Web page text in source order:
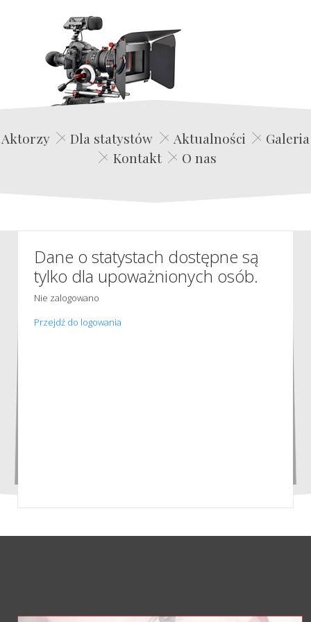
Edwin Film Agencja Aktorska
Aktorzy Dla statystów Aktualności
Galeria
Kontakt
O nas
Dane o statystach dostępne są
tylko dla upoważnionych osób.
Nie zalogowano
Przejdź do logowania